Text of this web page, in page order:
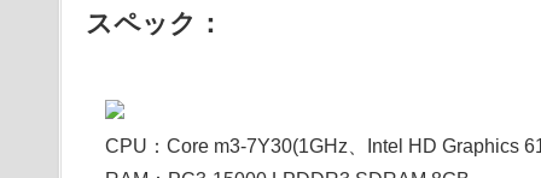
スペック：
CPU：Core m3-7Y30(1GHz、Intel HD Graphics